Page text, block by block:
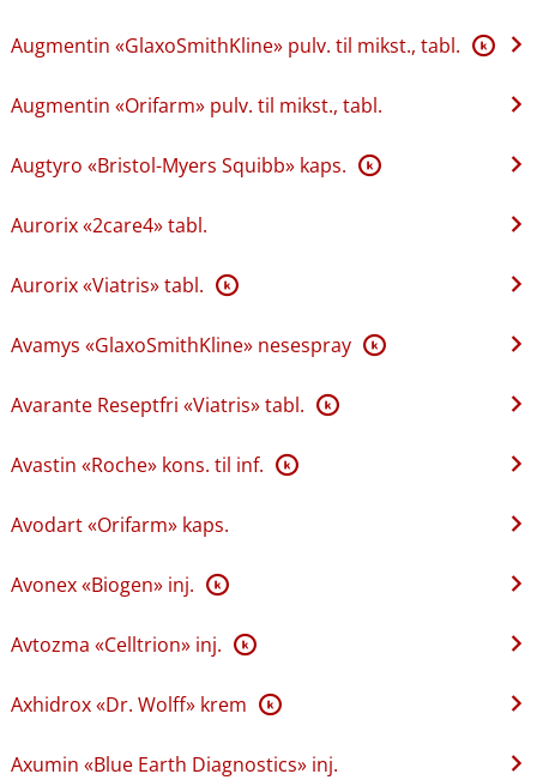
Augmentin «GlaxoSmithKline» pulv. til mikst., tabl. K
Augmentin «Orifarm» pulv. til mikst., tabl.
Augtyro «Bristol-Myers Squibb» kaps. K
Aurorix «2care4» tabl.
Aurorix «Viatris» tabl. K
Avamys «GlaxoSmithKline» nesespray K
Avarante Reseptfri «Viatris» tabl. K
Avastin «Roche» kons. til inf. K
Avodart «Orifarm» kaps.
Avonex «Biogen» inj. K
Avtozma «Celltrion» inj. K
Axhidrox «Dr. Wolff» krem K
Axumin «Blue Earth Diagnostics» inj.